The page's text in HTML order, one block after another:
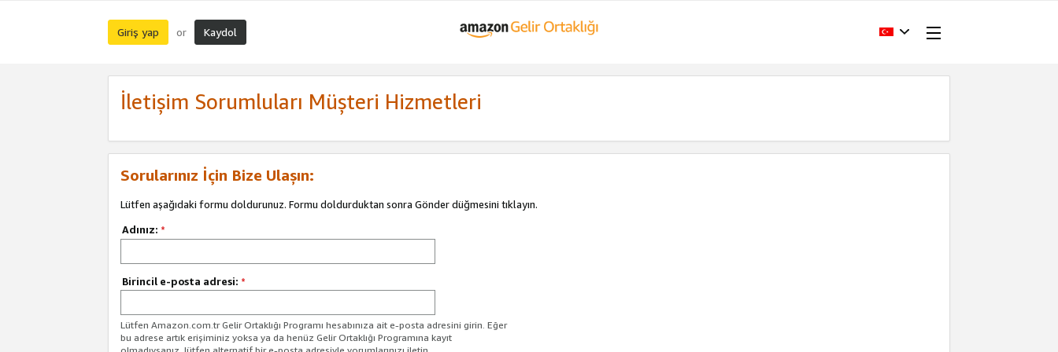
Giriş yap or Kaydol
İletişim Sorumluları Müşteri Hizmetleri
Sorularınız İçin Bize Ulaşın:
Lütfen aşağıdaki formu doldurunuz. Formu doldurduktan sonra Gönder düğmesini tıklayın.
Adınız: *
Birincil e-posta adresi: *
Lütfen Amazon.com.tr Gelir Ortaklığı Programı hesabınıza ait e-posta adresini girin. Eğer
bu adrese artık erişiminiz yoksa ya da henüz Gelir Ortaklığı Programına kayıt